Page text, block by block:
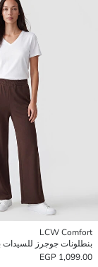
LCW Comfort
1,099.00 EGP